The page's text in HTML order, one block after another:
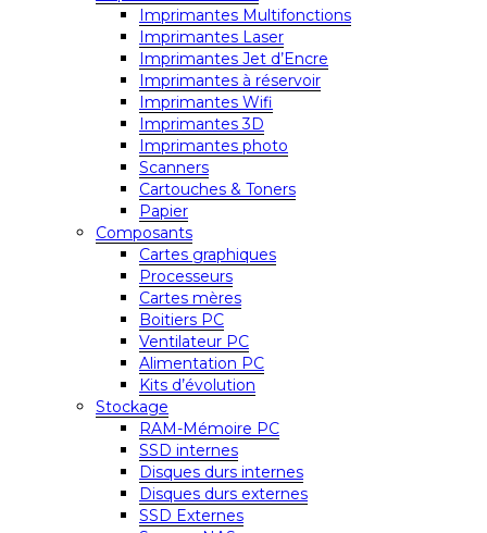
Imprimantes Multifonctions
Imprimantes Laser
Imprimantes Jet d’Encre
Imprimantes à réservoir
Imprimantes Wifi
Imprimantes 3D
Imprimantes photo
Scanners
Cartouches & Toners
Papier
Composants
Cartes graphiques
Processeurs
Cartes mères
Boitiers PC
Ventilateur PC
Alimentation PC
Kits d’évolution
Stockage
RAM-Mémoire PC
SSD internes
Disques durs internes
Disques durs externes
SSD Externes